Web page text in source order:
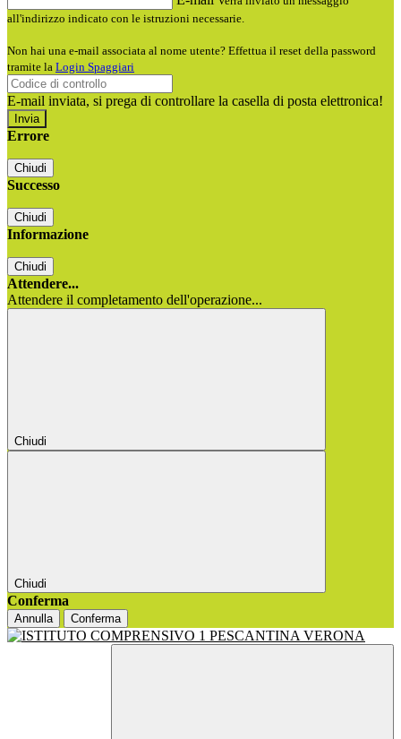
all'indirizzo indicato con le istruzioni necessarie.
Non hai una e-mail associata al nome utente? Effettua il reset della password
tramite la Login Spaggiari
E-mail inviata, si prega di controllare la casella di posta elettronica!
Errore
Chiudi
Successo
Chiudi
Informazione
Chiudi
Attendere...
Attendere il completamento dell'operazione...
Chiudi
Chiudi
Conferma
Annulla Conferma